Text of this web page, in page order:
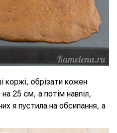
коржі, обрізати кожен
25 см, а потім навпіл,
я пустила на обсипання, а